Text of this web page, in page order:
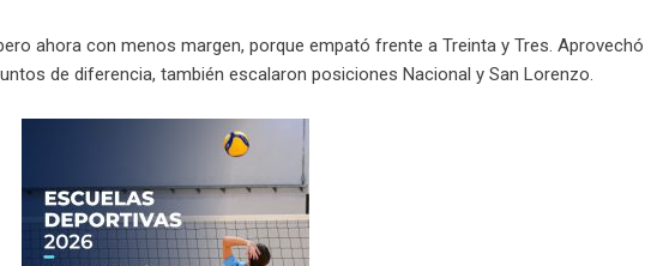
ahora con menos margen, porque empató frente a Treinta y Tres. Aprovechó
de diferencia, también escalaron posiciones Nacional y San Lorenzo.